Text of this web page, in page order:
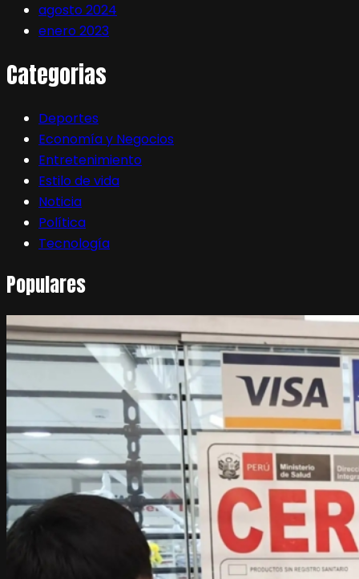
agosto 2024
enero 2023
Categorias
Deportes
Economía y Negocios
Entretenimiento
Estilo de vida
Noticia
Política
Tecnología
Populares